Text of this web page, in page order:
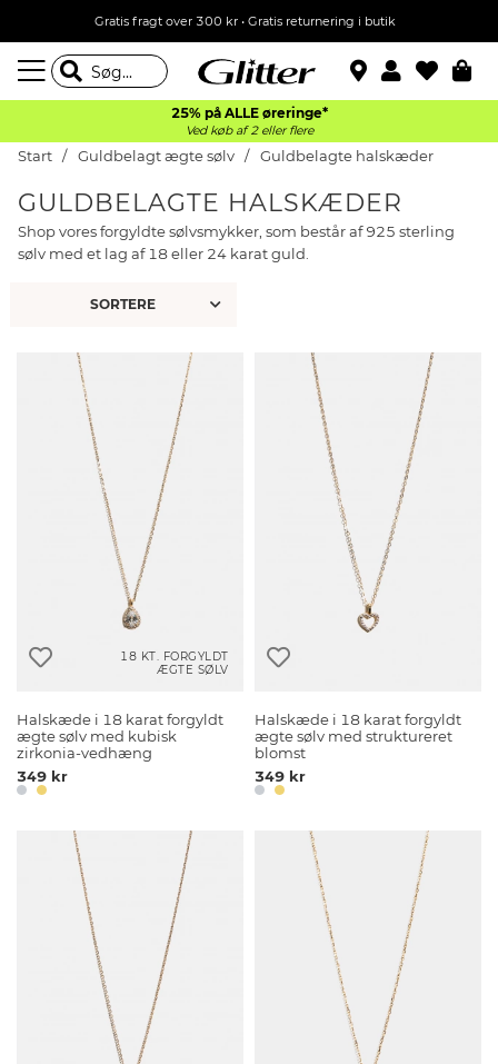
Gratis fragt over 300 kr • Gratis returnering i butik
25% på ALLE øreringe*
Ved køb af 2 eller flere
Start Guldbelagt ægte sølv Guldbelagte halskæder
GULDBELAGTE HALSKÆDER
Shop vores forgyldte sølvsmykker, som består af 925 sterling
sølv med et lag af 18 eller 24 karat guld.
18 KT. FORGYLDT
ÆGTE SØLV
Halskæde i 18 karat forgyldt
ægte sølv med kubisk
zirkonia-vedhæng
349 kr
Halskæde i 18 karat forgyldt
ægte sølv med struktureret
blomst
349 kr